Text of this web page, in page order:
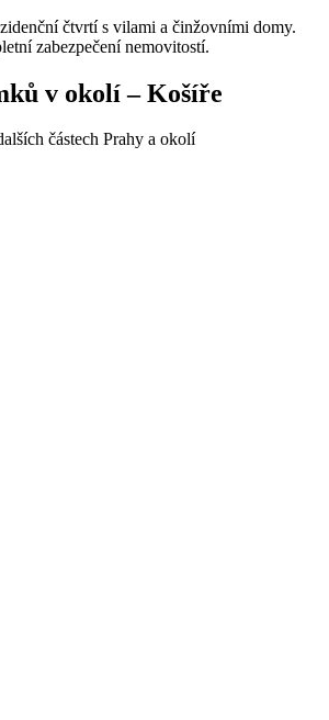
čtvrtí s vilami a činžovními domy.
zabezpečení nemovitostí.
v okolí –Košíře
částech Prahy a okolí